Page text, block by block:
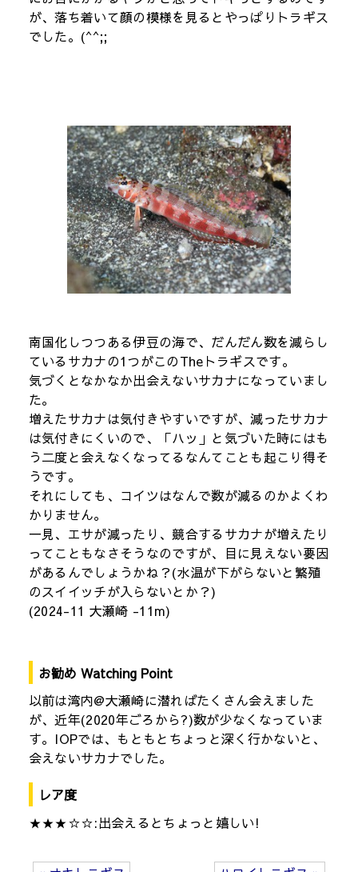
が、落ち着いて顔の模様を見るとやっぱりトラギス
でした。(^^;;
南国化しつつある伊豆の海で、だんだん数を減らし
ているサカナの1つがこのTheトラギスです。
気づくとなかなか出会えないサカナになっていまし
た。
増えたサカナは気付きやすいですが、減ったサカナ
は気付きにくいので、「ハッ」と気づいた時にはも
う二度と会えなくなってるなんてことも起こり得そ
うです。
それにしても、コイツはなんで数が減るのかよくわ
かりません。
一見、エサが減ったり、競合するサカナが増えたり
ってこともなさそうなのですが、目に見えない要因
があるんでしょうかね？(水温が下がらないと繁殖
のスイイッチが入らないとか？)
(2024-11 大瀬崎 -11m)
お勧め Watching Point
以前は湾内@大瀬崎に潜ればたくさん会えました
が、近年(2020年ごろから?)数が少なくなっていま
す。IOPでは、もともとちょっと深く行かないと、
会えないサカナでした。
レア度
★★★☆☆:出会えるとちょっと嬉しい!